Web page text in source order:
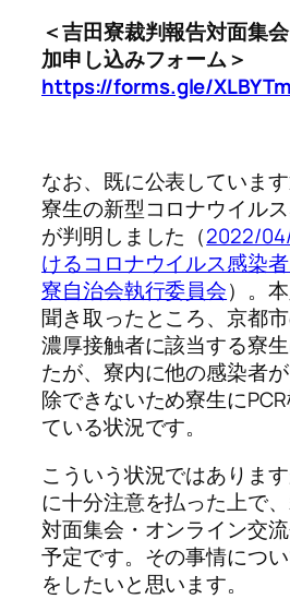
＜吉田寮裁判報告対面集
加申し込みフォーム＞
https://forms.gle/
なお、既に公表していま
寮生の新型コロナウイル
が判明しました（2022/
けるコロナウイルス感染
寮自治会執行委員会）。
聞き取ったところ、京都
濃厚接触者に該当する寮
たが、寮内に他の感染者
除できないため寮生に
ている状況です。
こういう状況ではありま
に十分注意を払った上で
対面集会・オンライン交
予定です。 その事情につ
をしたいと思います。